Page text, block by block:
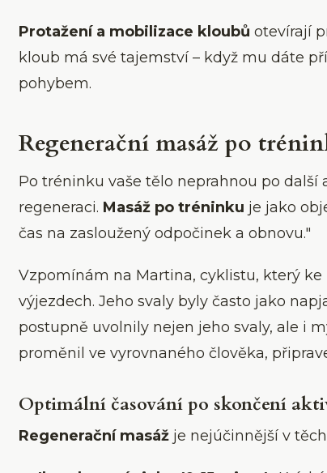
Protažení a mobilizace kloubů otevírají
kloub má své tajemství – když mu dáte
pohybem.
Regenerační masáž po
Po tréninku vaše tělo neprahnou po další
regeneraci. Masáž po tréninku je jako
čas na zasloužený odpočinek a obnovu."
Vzpomínám na Martina, cyklistu, který
výjezdech. Jeho svaly byly často jako
postupně uvolnily nejen jeho svaly, ale i
proměnil ve vyrovnaného člověka,
Optimální časování po skončení
Regenerační masáž je nejúčinnější v